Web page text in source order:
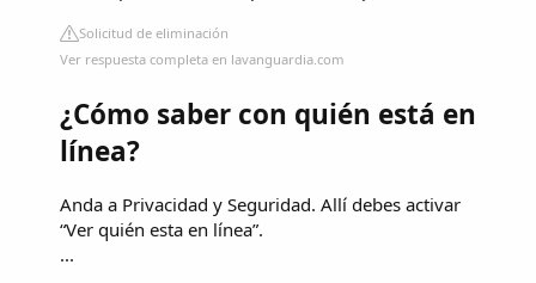
Solicitud de eliminación
Ver respuesta completa en lavanguardia.com
¿Cómo saber con quién está en
línea?
Anda a Privacidad y Seguridad. Allí debes activar
“Ver quién esta en línea”.
...